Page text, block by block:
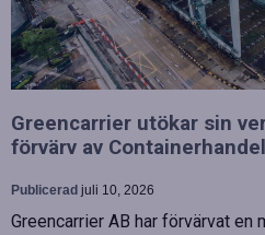
Greencarrier utökar sin
förvärv av Containerhandel
Publicerad juli 10, 2026
Greencarrier AB har förvärvat en